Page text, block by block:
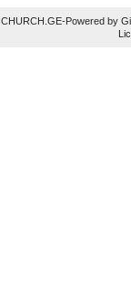
CHURCH.GE-Powered by